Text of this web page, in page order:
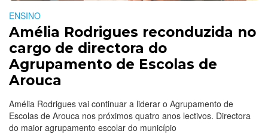
ENSINO
Amélia Rodrigues reconduzida no
cargo de directora do
Agrupamento de Escolas de
Arouca
Amélia Rodrigues vai continuar a liderar o Agrupamento de
Escolas de Arouca nos próximos quatro anos lectivos. Directora
do maior agrupamento escolar do município